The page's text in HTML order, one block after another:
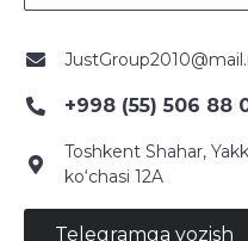
+998 (55) 506 88
Toshkent Shahar,
ko‘chasi 12A
Telegramga yozish